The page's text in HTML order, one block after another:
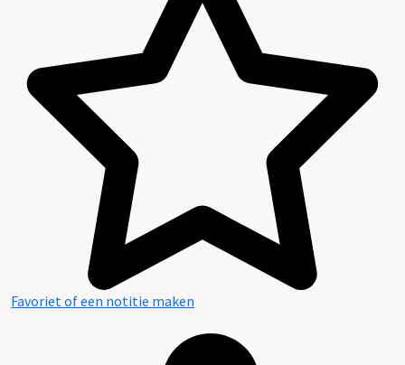
Favoriet of een notitie maken